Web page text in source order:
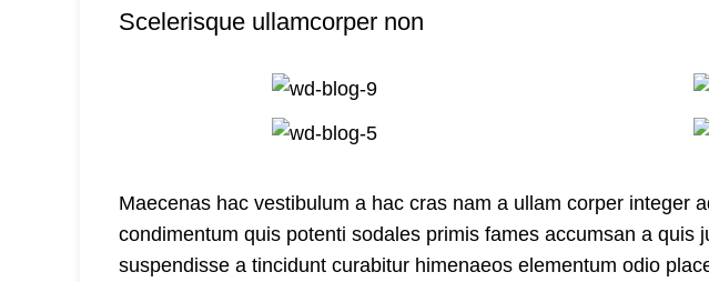
Scelerisque ullamcorper non
Maecenas hac vestibulum a hac cras nam a ullam corper integer
condimentum quis potenti sodales primis fames accumsan a
suspendisse a tincidunt curabitur himenaeos elementum odio